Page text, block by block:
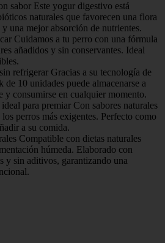
sabor Este yogur digestivo está
naturales que favorecen una flora
una mejor absorción de nutrientes.
Cuidamos a tu perro con una fórmula
añadidos y sin conservantes. Ideal
refrigerar Gracias a su tecnología de
de 10 unidades puede almacenarse a
y consumirse en cualquier momento.
para premiar Con sabores naturales
los perros más exigentes. Perfecto como
a su comida.
Compatible con dietas naturales
húmeda. Elaborado con
y sin aditivos, garantizando una